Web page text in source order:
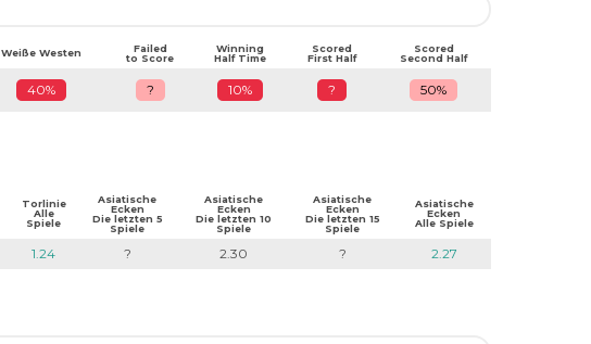
Weiße Westen
Failed
to Score
Winning
Half Time
Scored
First Half
Scored
Second Half
40% ? 10% ? 50%
Torlinie
Alle
Spiele
Asiatische
Ecken
Die letzten 5
Spiele
Asiatische
Ecken
Die letzten 10
Spiele
Asiatische
Ecken
Die letzten 15
Spiele
Asiatische
Ecken
Alle Spiele
1.24 ? 2.30 ? 2.27